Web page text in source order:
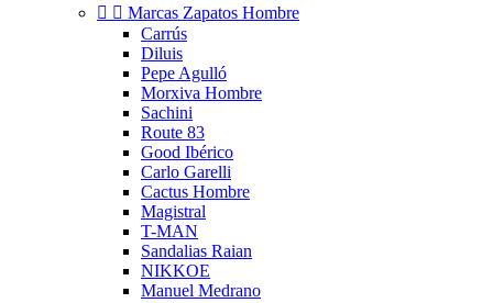
  Marcas Zapatos Hombre
Carrús
Diluis
Pepe Agulló
Morxiva Hombre
Sachini
Route 83
Good Ibérico
Carlo Garelli
Cactus Hombre
Magistral
T-MAN
Sandalias Raian
NIKKOE
Manuel Medrano